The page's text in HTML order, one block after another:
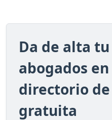
Da de alta
abogados
directorio
gratuita